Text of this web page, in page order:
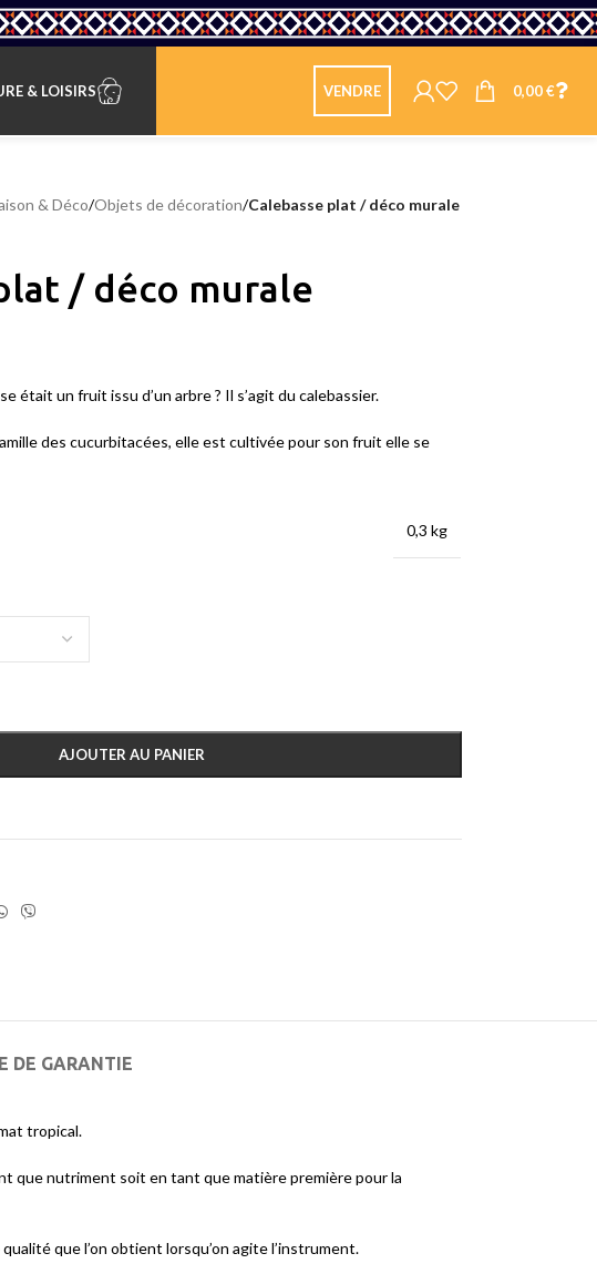
& LOISIRS VENDRE 0,00€
& Déco/Objets de décoration/Calebasse plat / déco murale
/ déco murale
était un fruit issu d’un arbre ? Il s’agit du calebassier.
des cucurbitacées, elle est cultivée pour son fruit elle se
0,3 kg
AJOUTER AU PANIER
DE GARANTIE
tropical.
que nutriment soit en tant que matière première pour la
que l’on obtient lorsqu’on agite l’instrument.